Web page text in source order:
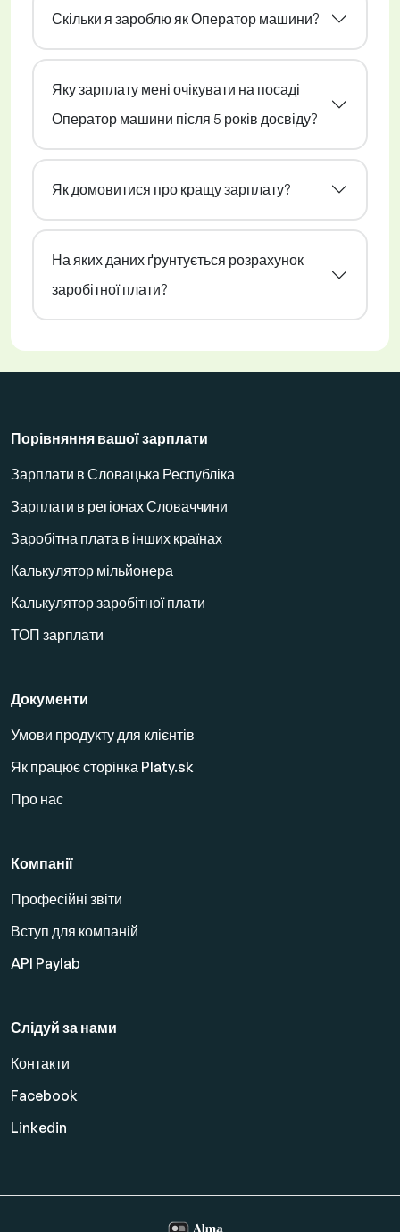
Скільки я зароблю як Оператор машини?
Яку зарплату мені очікувати на посаді
Оператор машини після 5 років досвіду?
Як домовитися про кращу зарплату?
На яких даних ґрунтується розрахунок
заробітної плати?
Порівняння вашої зарплати
Зарплати в Словацька Республіка
Зарплати в регіонах Словаччини
Заробітна плата в інших країнах
Калькулятор мільйонера
Калькулятор заробітної плати
ТОП зарплати
Документи
Умови продукту для клієнтів
Як працює сторінка Platy.sk
Про нас
Компанії
Професійні звіти
Вступ для компаній
API Paylab
Слідуй за нами
Контакти
Facebook
Linkedin